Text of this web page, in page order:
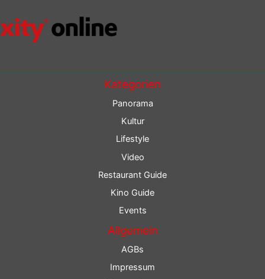
Kategorien
Panorama
Kultur
Lifestyle
Video
Restaurant Guide
Kino Guide
Events
Allgemein
AGBs
Impressum